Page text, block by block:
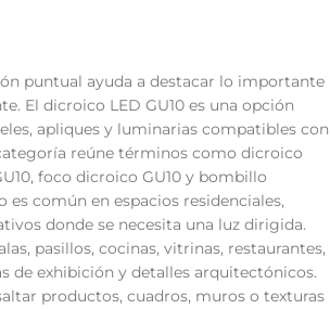
puntual ayuda a destacar lo importante
El dicroico LED GU10 es una opción
apliques y luminarias compatibles con
reúne términos como dicroico
foco dicroico GU10 y bombillo
es común en espacios residenciales,
donde se necesita una luz dirigida.
pasillos, cocinas, vitrinas, restaurantes,
de exhibición y detalles arquitectónicos.
productos, cuadros, muros o texturas